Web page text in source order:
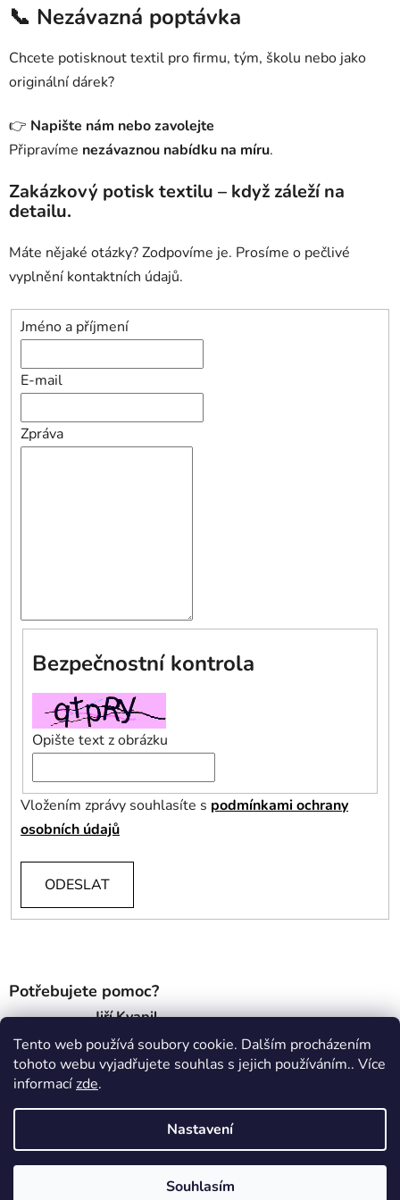
Tento web používá soubory cookie. Dalším procházením
tohoto webu vyjadřujete souhlas s jejich používáním.. Více
informacízde.
Nastavení
Souhlasím
📞 Nezávazná poptávka
Chcete potisknout textil pro firmu, tým, školu nebo jako
originální dárek?
👉 Napište nám nebo zavolejte
Připravíme nezávaznou nabídku na míru.
Zakázkový potisk textilu – když záleží na
detailu.
Máte nějaké otázky? Zodpovíme je. Prosíme o pečlivé
vyplnění kontaktních údajů.
Jméno a příjmení
E-mail
Zpráva
Bezpečnostní kontrola
Opište text z obrázku
Vložením zprávy souhlasíte s podmínkami ochrany
osobních údajů
ODESLAT
Potřebujete pomoc?
Jiří Kvapil
info@pixelpress.cz
Vytvořil Shoptet